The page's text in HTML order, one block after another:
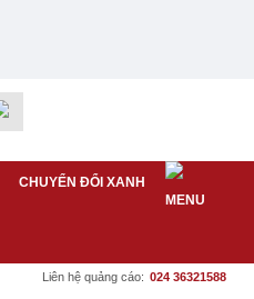
CHUYỂN ĐỔI XANH
Liên hệ quảng cáo: 024 36321588